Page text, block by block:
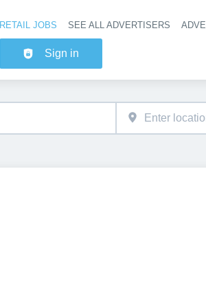
RETAIL JOBS SEE ALL ADVERTISERS
Sign in